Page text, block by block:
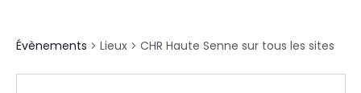
Évènements Lieux CHR Haute Senne sur tous les sites